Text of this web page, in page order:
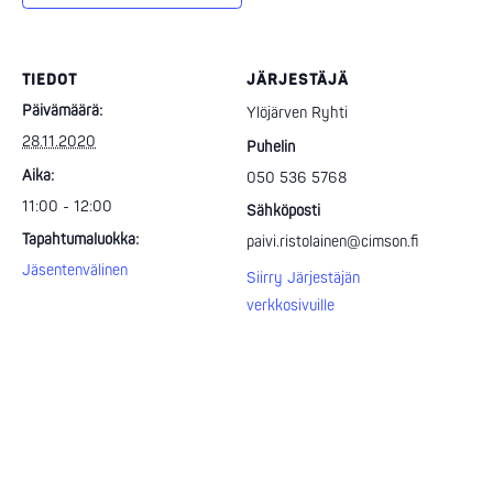
TIEDOT
Päivämäärä:
28.11.2020
Aika:
11:00 - 12:00
Tapahtumaluokka:
Jäsentenvälinen
JÄRJESTÄJÄ
Ylöjärven Ryhti
Puhelin
050 536 5768
Sähköposti
paivi.ristolainen@cimson.fi
Siirry Järjestäjän
verkkosivuille